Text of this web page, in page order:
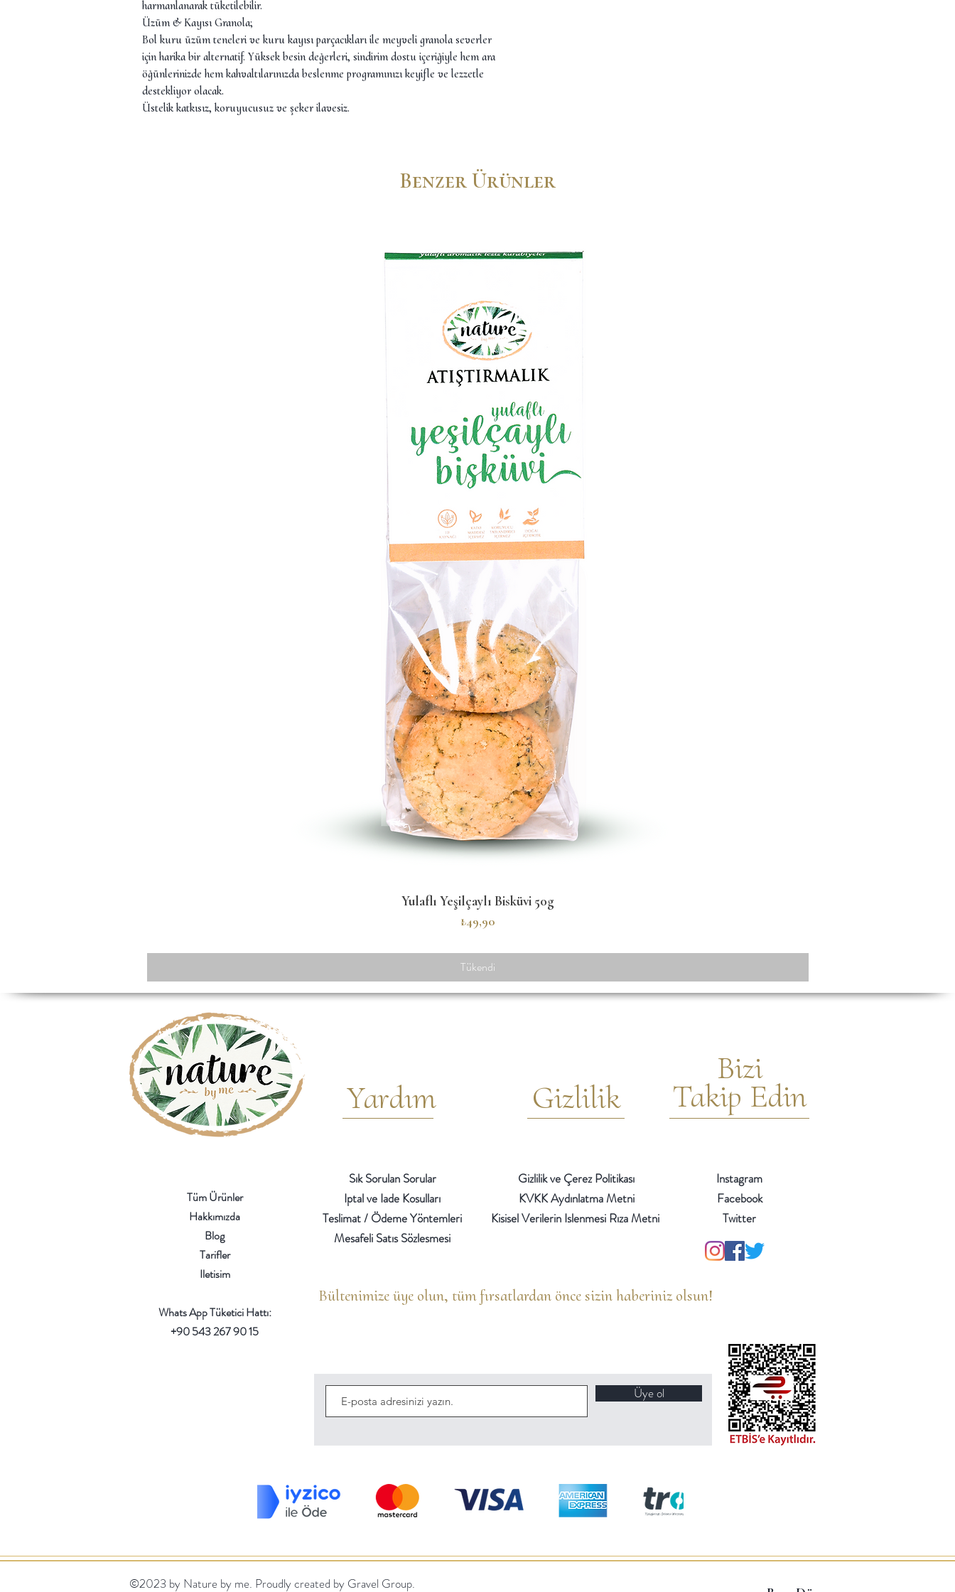
harmanlanarak tüketilebilir.
Üzüm & Kayısı Granola;
Bol kuru üzüm teneleri ve kuru kayısı parçacıkları ile meyveli granola severler
için harika bir alternatif. Yüksek besin değerleri, sindirim dostu içeriğiyle hem ara
öğünlerinizde hem kahvaltılarınızda beslenme programınızı keyifle ve lezzetle
destekliyor olacak.
Üstelik katkısız, koruyucusuz ve şeker ilavesiz.
Benzer Ürünler
Hızlı Bakış
Yulaflı Yeşilçaylı Bisküvi 50g
Fiyat
₺49,90
Tükendi
Yardım Gizlilik
Bizi
Takip Edin
Tüm Ürünler
Hakkımızda
Blog
Tarifler
Iletisim
Whats App Tüketici Hattı:
+90 543 267 90 15
Sık Sorulan Sorular
Iptal ve Iade Kosulları
Teslimat / Ödeme Yöntemleri
Mesafeli Satıs Sözlesmesi
Gizlilik ve Çerez Politikası
KVKK Aydınlatma Metni
Kisisel Verilerin Islenmesi Rıza Metni
Instagram
Facebook
Twitter
Bültenimize üye olun, tüm fırsatlardan önce sizin haberiniz olsun!
Üye ol
©2023 by Nature by me. Proudly created by Gravel Group.